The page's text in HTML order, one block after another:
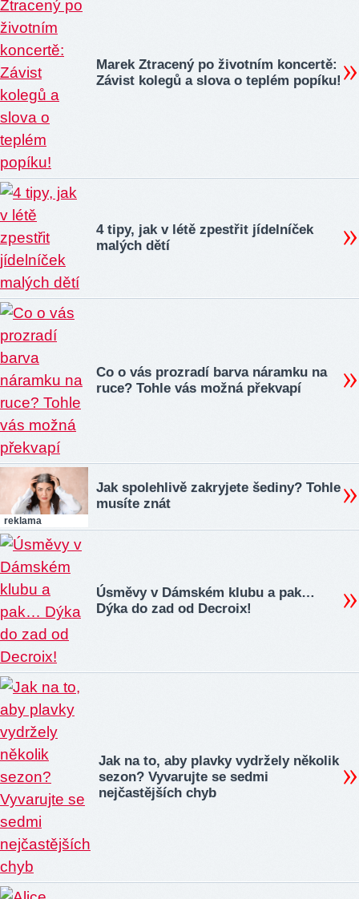
Marek Ztracený po životním koncertě:
Závist kolegů a slova o teplém popíku!
4 tipy, jak v létě zpestřit jídelníček
malých dětí
Co o vás prozradí barva náramku na
ruce? Tohle vás možná překvapí
reklama
Jak spolehlivě zakryjete šediny? Tohle
musíte znát
Úsměvy v Dámském klubu a pak…
Dýka do zad od Decroix!
Jak na to, aby plavky vydržely několik
sezon? Vyvarujte se sedmi
nejčastějších chyb